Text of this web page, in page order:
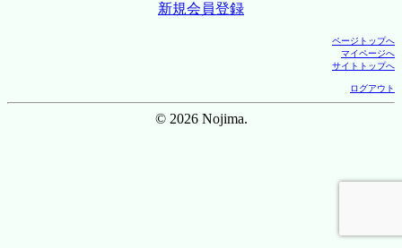
新規会員登録
ページトップへ
マイページへ
サイトトップへ
ログアウト
© 2026 Nojima.